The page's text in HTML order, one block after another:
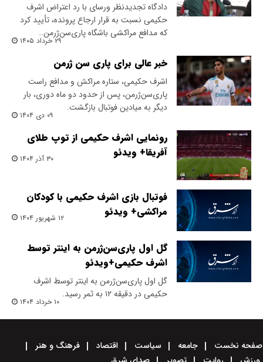
دادگاه تجدیدنظر ورسای با رد اعتراض اشرف
حکیمی نسبت به قرار ارجاع پرونده، تأیید کرد
که مدافع مراکشی باشگاه پاری‌سن‌ژرمن…
۲۹ خرداد ۱۴۰۵
خبر عالی برای پاری سن ژرمن
اشرف حکیمی، ستاره مراکش و مدافع راست
پاری‌سن‌ژرمن، پس از حدود دو ماه دوری، بار
دیگر به میادین فوتبال بازگشت.
۰۹ دی ۱۴۰۴
رونمایی اشرف حکیمی از توپ طلای
آفریقا+ ویدئو
۳۰ آذر ۱۴۰۴
فوتبال بازی اشرف حکیمی با کودکان
مراکشی+ ویدئو
۱۲ شهریور ۱۴۰۴
گل اول پاری‌سن‌ژرمن به اینتر توسط
اشرف حکیمی+ویدئو
گل اول پاری‌سن‌ژرمن به اینتر توسط اشرف
حکیمی در دقیقه ۱۲ به ثمر رسید.
۱۰ خرداد ۱۴۰۴
صفحه نخست جامعه سیاست اقتصاد
فرهنگ و هنر